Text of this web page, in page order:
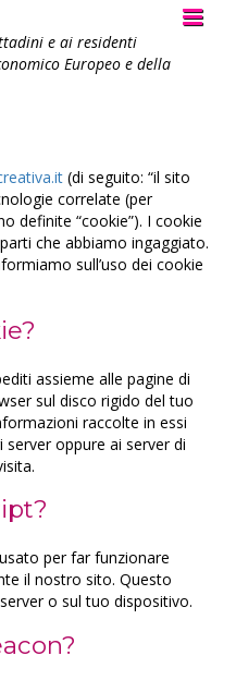
aggiornata l’ultima volta il 6
e ai residenti
Europeo e della
(di seguito: “il sito
correlate (per
definite “cookie”). I cookie
che abbiamo ingaggiato.
sull’uso dei cookie
assieme alle pagine di
sul disco rigido del tuo
raccolte in essi
oppure ai server di
per far funzionare
il nostro sito. Questo
o sul tuo dispositivo.